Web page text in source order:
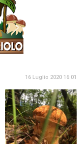
16 Luglio 2020 16:01